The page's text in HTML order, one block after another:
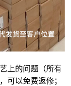
上的问题（所有
可以免费返修；